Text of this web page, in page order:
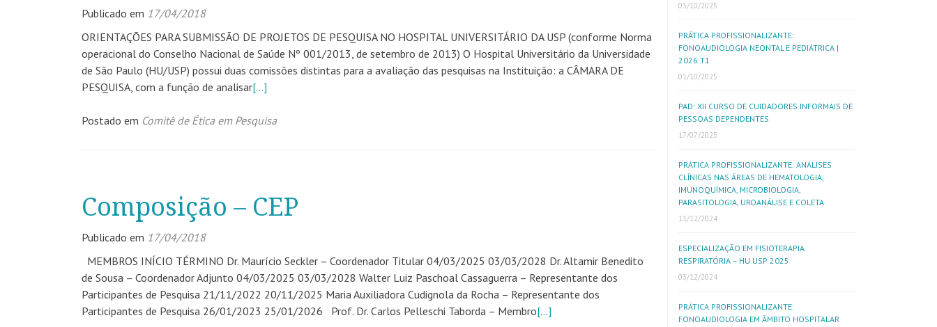
Publicado em 17/04/2018
ORIENTAÇÕES PARA SUBMISSÃO DE PROJETOS DE PESQUISA NO HOSPITAL UNIVERSITÁRIO DA USP (conforme Norma
operacional do Conselho Nacional de Saúde Nº 001/2013, de setembro de 2013) O Hospital Universitário da Universidade
de São Paulo (HU/USP) possui duas comissões distintas para a avaliação das pesquisas na Instituição: a CÂMARA DE
PESQUISA, com a função de analisar[…]
Postado em Comitê de Ética em Pesquisa
Composição – CEP
Publicado em 17/04/2018
MEMBROS INÍCIO TÉRMINO Dr. Maurício Seckler – Coordenador Titular 04/03/2025 03/03/2028 Dr. Altamir Benedito
de Sousa – Coordenador Adjunto 04/03/2025 03/03/2028 Walter Luiz Paschoal Cassaguerra – Representante dos
Participantes de Pesquisa 21/11/2022 20/11/2025 Maria Auxiliadora Cudignola da Rocha – Representante dos
Participantes de Pesquisa 26/01/2023 25/01/2026 Prof. Dr. Carlos Pelleschi Taborda – Membro[…]
03/10/2025
PRÁTICA PROFISSIONALIZANTE:
FONOAUDIOLOGIA NEONTAL E PEDIÁTRICA |
2026 T1
01/10/2025
PAD: XII CURSO DE CUIDADORES INFORMAIS DE
PESSOAS DEPENDENTES
17/07/2025
PRÁTICA PROFISSIONALIZANTE: ANÁLISES
CLÍNICAS NAS ÁREAS DE HEMATOLOGIA,
IMUNOQUÍMICA, MICROBIOLOGIA,
PARASITOLOGIA, UROANÁLISE E COLETA
11/12/2024
ESPECIALIZAÇÃO EM FISIOTERAPIA
RESPIRATÓRIA – HU USP 2025
03/12/2024
PRÁTICA PROFISSIONALIZANTE:
FONOAUDIOLOGIA EM ÂMBITO HOSPITALAR